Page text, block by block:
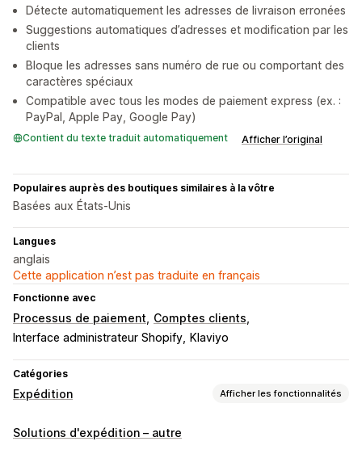
Détecte automatiquement les adresses de livraison erronées
Suggestions automatiques d’adresses et modification par les
clients
Bloque les adresses sans numéro de rue ou comportant des
caractères spéciaux
Compatible avec tous les modes de paiement express (ex. :
PayPal, Apple Pay, Google Pay)
Contient du texte traduit automatiquement Afficher l’original
Populaires auprès des boutiques similaires à la vôtre
Basées aux États-Unis
Langues
anglais
Cette application n’est pas traduite en français
Fonctionne avec
Processus de paiement Comptes clients
Interface administrateur Shopify
Klaviyo
Catégories
Expédition Afficher les fonctionnalités
Étiquettes et emballages
Solutions d'expédition – autre